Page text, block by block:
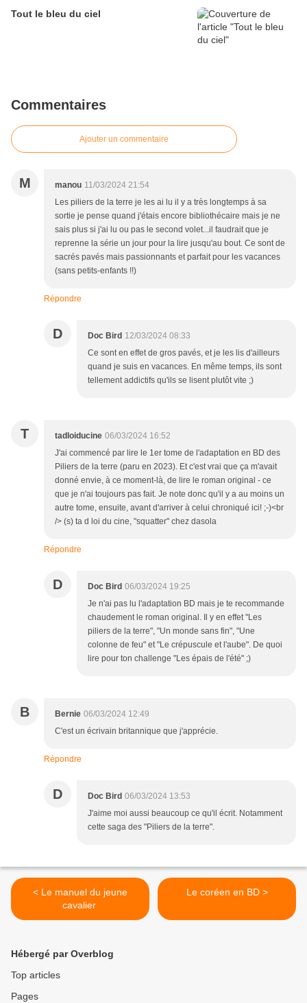
Tout le bleu du ciel
Commentaires
Ajouter un commentaire
M manou 11/03/2024 21:54
Les piliers de la terre je les ai lu il y a très longtemps à sa
sortie je pense quand j'étais encore bibliothécaire mais je ne
sais plus si j'ai lu ou pas le second volet...il faudrait que je
reprenne la série un jour pour la lire jusqu'au bout. Ce sont de
sacrés pavés mais passionnants et parfait pour les vacances
(sans petits-enfants !!)
Répondre
D Doc Bird 12/03/2024 08:33
Ce sont en effet de gros pavés, et je les lis d'ailleurs
quand je suis en vacances. En même temps, ils sont
tellement addictifs qu'ils se lisent plutôt vite ;)
T tadloiducine 06/03/2024 16:52
J'ai commencé par lire le 1er tome de l'adaptation en BD des
Piliers de la terre (paru en 2023). Et c'est vrai que ça m'avait
donné envie, à ce moment-là, de lire le roman original - ce
que je n'ai toujours pas fait. Je note donc qu'il y a au moins un
autre tome, ensuite, avant d'arriver à celui chroniqué ici! ;-)<br
/> (s) ta d loi du cine, "squatter" chez dasola
Répondre
D Doc Bird 06/03/2024 19:25
Je n'ai pas lu l'adaptation BD mais je te recommande
chaudement le roman original. Il y en effet "Les
piliers de la terre", "Un monde sans fin", "Une
colonne de feu" et "Le crépuscule et l'aube". De quoi
lire pour ton challenge "Les épais de l'été" ;)
B Bernie 06/03/2024 12:49
C'est un écrivain britannique que j'apprécie.
Répondre
D Doc Bird 06/03/2024 13:53
J'aime moi aussi beaucoup ce qu'il écrit. Notamment
cette saga des "Piliers de la terre".
< Le manuel du jeune
cavalier
Le coréen en BD >
Hébergé par Overblog
Top articles
Pages